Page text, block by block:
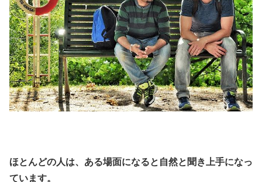
ほとんどの人は、ある場面になると自然と聞き上手になっ
ています。